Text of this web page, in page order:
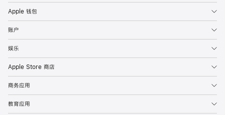
Apple 钱包
账户
娱乐
Apple Store 商店
商务应用
教育应用